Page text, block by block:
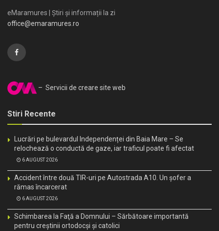
eMaramures | Știri și informații la zi
office@emaramures.ro
– Servicii de creare site web
Stiri Recente
Lucrări pe bulevardul Independenței din Baia Mare – Se
relochează o conductă de gaze, iar traficul poate fi afectat
6 AUGUST 2026
Accident între două TIR-uri pe Autostrada A10. Un șofer a
rămas încarcerat
6 AUGUST 2026
Schimbarea la Faţă a Domnului – Sărbătoare importantă
pentru creştinii ortodocşi şi catolici